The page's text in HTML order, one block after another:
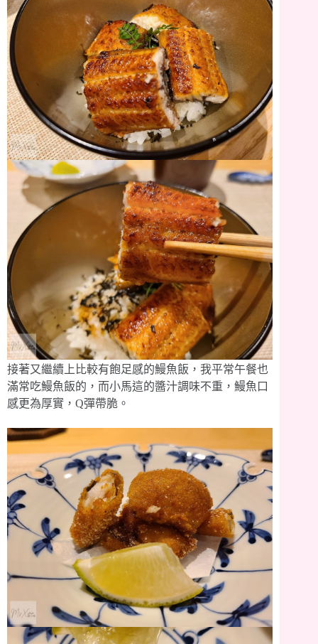
接著又繼續上比較有飽足感的鰻魚飯，我平常午餐也
滿常吃鰻魚飯的，而小馬這的醬汁調味不重，鰻魚口
感更為厚實，Q彈帶脆。